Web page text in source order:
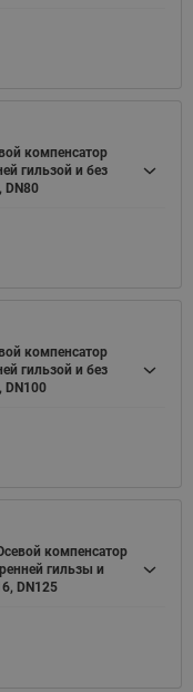
компенсатор
гильзой и без
DN80
компенсатор
гильзой и без
DN100
компенсатор
гильзы и
DN125